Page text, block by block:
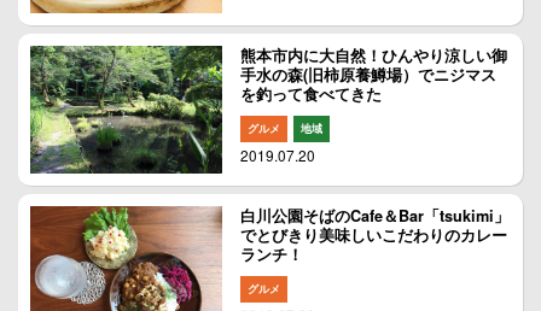
熊本市内に大自然！ひんやり涼しい御
手水の森(旧柿原養鱒場）でニジマス
を釣って食べてきた
グルメ 地域
2019.07.20
白川公園そばのCafe＆Bar「tsukimi」
でとびきり美味しいこだわりのカレー
ランチ！
グルメ